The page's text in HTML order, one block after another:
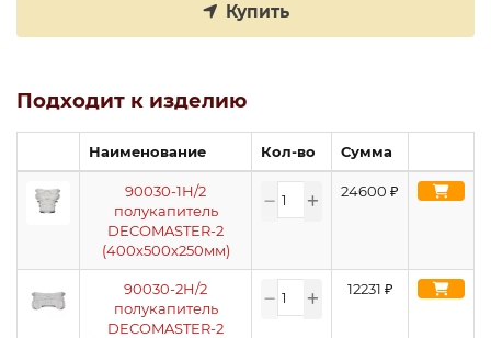
Купить
Подходит к изделию
Наименование Кол-во Сумма
90030-1H/2
полукапитель
DECOMASTER-2
(400х500x250мм)
24600 ₽
90030-2H/2
полукапитель
DECOMASTER-2
12231 ₽